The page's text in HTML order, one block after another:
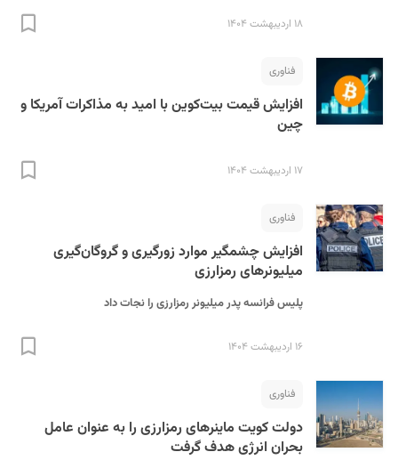
۱۸ اردیبهشت ۱۴۰۴
فناوری
افزایش قیمت بیت‌کوین با امید به مذاکرات آمریکا و
چین
۱۷ اردیبهشت ۱۴۰۴
فناوری
افزایش چشمگیر موارد زورگیری و گروگان‌گیری
میلیونرهای رمزارزی
پلیس فرانسه پدر میلیونر رمزارزی را نجات داد
۱۶ اردیبهشت ۱۴۰۴
فناوری
دولت کویت ماینر‌های رمزارزی را به عنوان عامل
بحران انرژی هدف گرفت